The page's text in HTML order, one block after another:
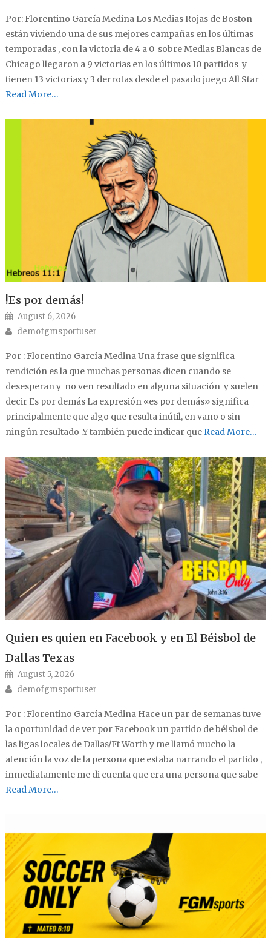
Por: Florentino García Medina Los Medias Rojas de Boston
están viviendo una de sus mejores campañas en los últimas
temporadas , con la victoria de 4 a 0 sobre Medias Blancas de
Chicago llegaron a 9 victorias en los últimos 10 partidos y
tienen 13 victorias y 3 derrotas desde el pasado juego All Star
Read More…
!Es por demás!
Posted on
August 6, 2026
Author
demofgmsportuser
Por : Florentino García Medina Una frase que significa
rendición es la que muchas personas dicen cuando se
desesperan y no ven resultado en alguna situación y suelen
decir Es por demás La expresión «es por demás» significa
principalmente que algo que resulta inútil, en vano o sin
ningún resultado .Y también puede indicar queRead More…
Quien es quien en Facebook y en El Béisbol de
Dallas Texas
Posted on
August 5, 2026
Author
demofgmsportuser
Por : Florentino García Medina Hace un par de semanas tuve
la oportunidad de ver por Facebook un partido de béisbol de
las ligas locales de Dallas/Ft Worth y me llamó mucho la
atención la voz de la persona que estaba narrando el partido ,
inmediatamente me di cuenta que era una persona que sabe
Read More…